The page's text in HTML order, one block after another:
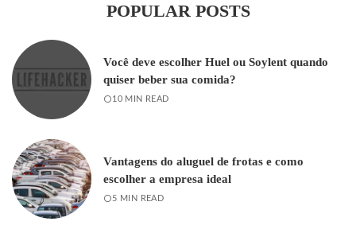
POPULAR POSTS
Você deve escolher Huel ou Soylent quando
quiser beber sua comida?
10 MIN READ
Vantagens do aluguel de frotas e como
escolher a empresa ideal
5 MIN READ